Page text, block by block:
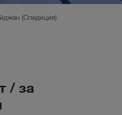
(Спедиция)
/ за